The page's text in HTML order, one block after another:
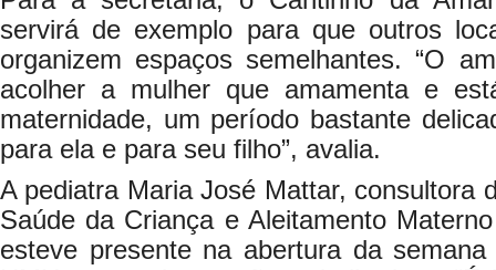
servirá de exemplo para que outros
organizem espaços semelhantes. “O
acolher a mulher que amamenta e
maternidade, um período bastante
para ela e para seu filho”, avalia.
A pediatra Maria José Mattar, consultora
Saúde da Criança e Aleitamento
esteve presente na abertura da